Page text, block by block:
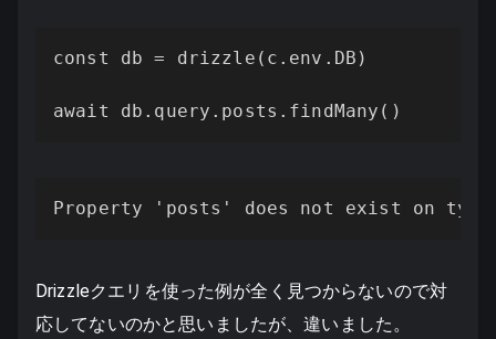
const db = drizzle(c.env.DB)
await db.query.posts.findMany()
Property 'posts' does not exist on
Drizzleクエリを使った例が全く見つからないので対
応してないのかと思いましたが、違いました。